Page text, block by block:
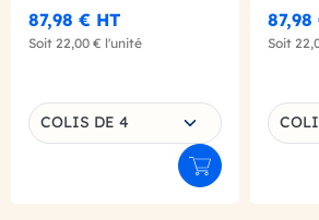
87,98 € HT
Soit 22,00 € l'unité
Choisissez une déclinaison
COLIS DE 4
Ajouter au panier
87,98
Soit